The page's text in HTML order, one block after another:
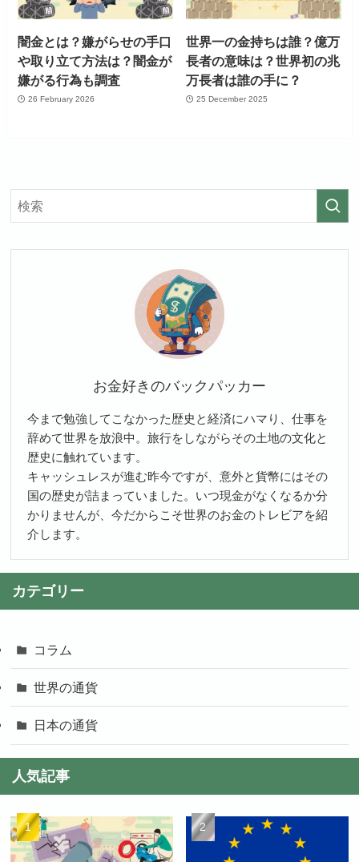
闇金とは？嫌がらせの手口
や取り立て方法は？闇金が
嫌がる行為も調査
26 February 2026
世界一の金持ちは誰？億万
長者の意味は？世界初の兆
万長者は誰の手に？
25 December 2025
お金好きのバックパッカー
今まで勉強してこなかった歴史と経済にハマり、仕事を
辞めて世界を放浪中。旅行をしながらその土地の文化と
歴史に触れています。
キャッシュレスが進む昨今ですが、意外と貨幣にはその
国の歴史が詰まっていました。いつ現金がなくなるか分
かりませんが、今だからこそ世界のお金のトレビアを紹
介します。
カテゴリー
コラム
世界の通貨
日本の通貨
人気記事